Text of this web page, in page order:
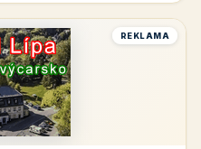
REKLAMA